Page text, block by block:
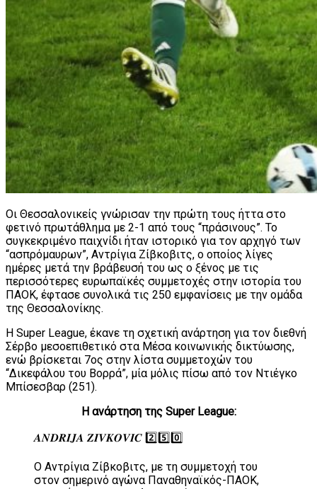
Οι Θεσσαλονικείς γνώρισαν την πρώτη τους ήττα στο
φετινό πρωτάθλημα με 2-1 από τους “πράσινους”. Το
συγκεκριμένο παιχνίδι ήταν ιστορικό για τον αρχηγό των
“ασπρόμαυρων”, Αντρίγια Ζίβκοβιτς, ο οποίος λίγες
ημέρες μετά την βράβευσή του ως ο ξένος με τις
περισσότερες ευρωπαϊκές συμμετοχές στην ιστορία του
ΠΑΟΚ, έφτασε συνολικά τις 250 εμφανίσεις με την ομάδα
της Θεσσαλονίκης.
Η Super League, έκανε τη σχετική ανάρτηση για τον διεθνή
Σέρβο μεσοεπιθετικό στα Μέσα κοινωνικής δικτύωσης,
ενώ βρίσκεται 7ος στην λίστα συμμετοχών του
“Δικεφάλου του Βορρά”, μία μόλις πίσω από τον Ντιέγκο
Μπίσεσβαρ (251).
Η ανάρτηση της Super League:
𝑨𝑵𝑫𝑹𝑰𝑱𝑨 𝒁𝑰𝑽𝑲𝑶𝑽𝑰𝑪 2️⃣5️⃣0️⃣
Ο Αντρίγια Ζίβκοβιτς, με τη συμμετοχή του
στον σημερινό αγώνα Παναθηναϊκός-ΠΑΟΚ,